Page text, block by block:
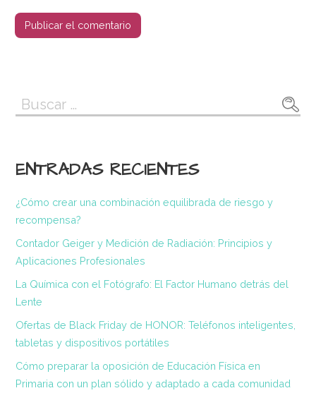
Buscar:
ENTRADAS RECIENTES
¿Cómo crear una combinación equilibrada de riesgo y
recompensa?
Contador Geiger y Medición de Radiación: Principios y
Aplicaciones Profesionales
La Química con el Fotógrafo: El Factor Humano detrás del
Lente
Ofertas de Black Friday de HONOR: Teléfonos inteligentes,
tabletas y dispositivos portátiles
Cómo preparar la oposición de Educación Física en
Primaria con un plan sólido y adaptado a cada comunidad